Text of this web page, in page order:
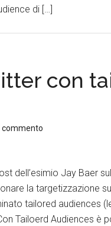
di […]
con
commento
dell’esimio Jay Baer
la targetizzazione
tailored audiences
Tailoerd Audiences è